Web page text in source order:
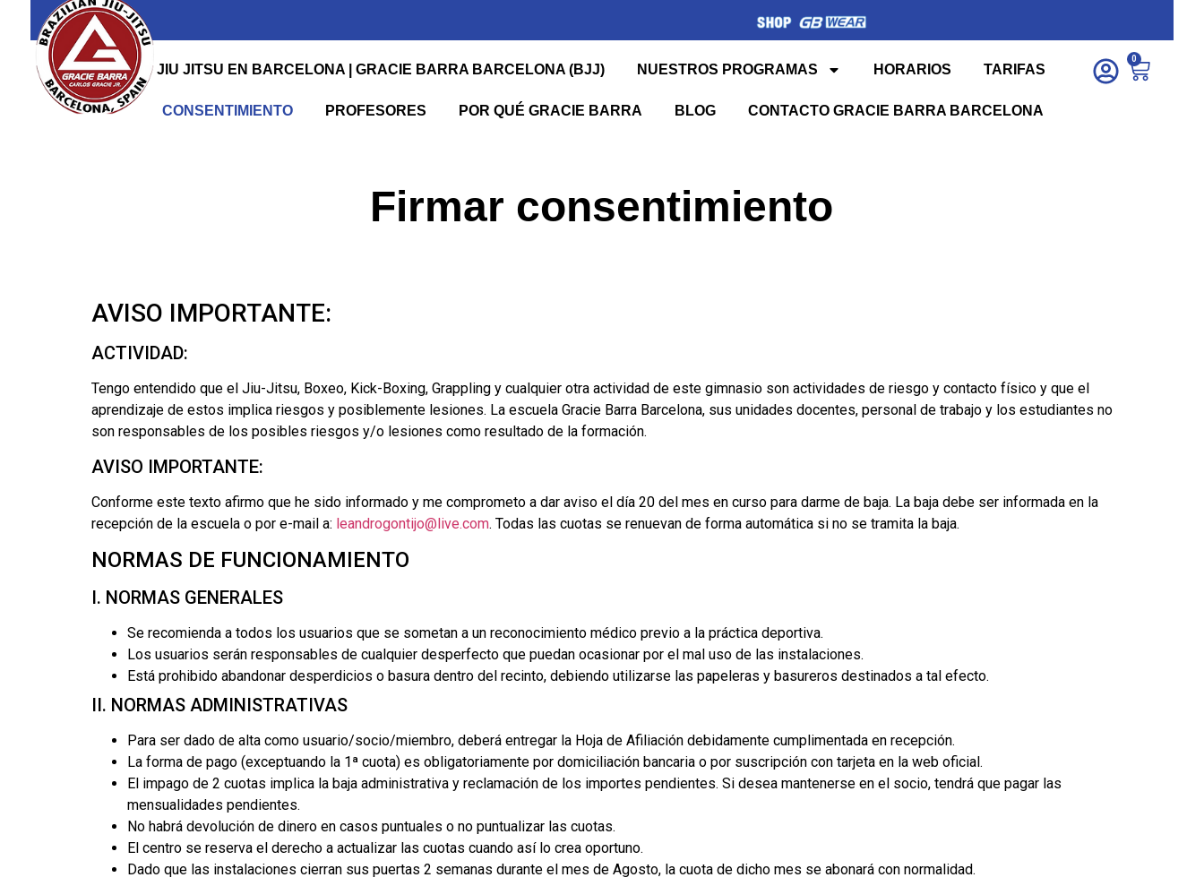
JIU JITSU EN BARCELONA | GRACIE BARRA BARCELONA (BJJ) NUESTROS PROGRAMAS HORARIOS TARIFAS
CONSENTIMIENTO PROFESORES POR QUÉ GRACIE BARRA BLOG CONTACTO GRACIE BARRA BARCELONA
0
Firmar consentimiento
AVISO IMPORTANTE:
ACTIVIDAD:
Tengo entendido que el Jiu-Jitsu, Boxeo, Kick-Boxing, Grappling y cualquier otra actividad de este gimnasio son actividades de riesgo y contacto físico y que el
aprendizaje de estos implica riesgos y posiblemente lesiones. La escuela Gracie Barra Barcelona, sus unidades docentes, personal de trabajo y los estudiantes no
son responsables de los posibles riesgos y/o lesiones como resultado de la formación.
AVISO IMPORTANTE:
Conforme este texto afirmo que he sido informado y me comprometo a dar aviso el día 20 del mes en curso para darme de baja. La baja debe ser informada en la
recepción de la escuela o por e-mail a: leandrogontijo@live.com. Todas las cuotas se renuevan de forma automática si no se tramita la baja.
NORMAS DE FUNCIONAMIENTO
I. NORMAS GENERALES
Se recomienda a todos los usuarios que se sometan a un reconocimiento médico previo a la práctica deportiva.
Los usuarios serán responsables de cualquier desperfecto que puedan ocasionar por el mal uso de las instalaciones.
Está prohibido abandonar desperdicios o basura dentro del recinto, debiendo utilizarse las papeleras y basureros destinados a tal efecto.
II. NORMAS ADMINISTRATIVAS
Para ser dado de alta como usuario/socio/miembro, deberá entregar la Hoja de Afiliación debidamente cumplimentada en recepción.
La forma de pago (exceptuando la 1ª cuota) es obligatoriamente por domiciliación bancaria o por suscripción con tarjeta en la web oficial.
El impago de 2 cuotas implica la baja administrativa y reclamación de los importes pendientes. Si desea mantenerse en el socio, tendrá que pagar las
mensualidades pendientes.
No habrá devolución de dinero en casos puntuales o no puntualizar las cuotas.
El centro se reserva el derecho a actualizar las cuotas cuando así lo crea oportuno.
Dado que las instalaciones cierran sus puertas 2 semanas durante el mes de Agosto, la cuota de dicho mes se abonará con normalidad.